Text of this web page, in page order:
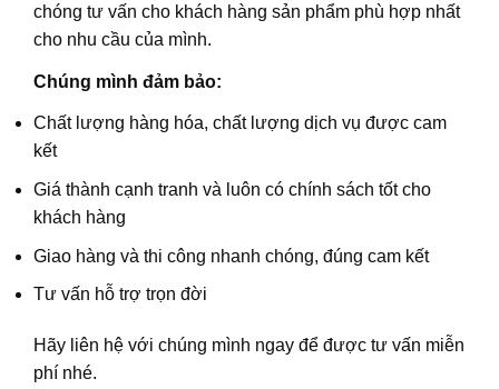
chóng tư vấn cho khách hàng sản phẩm phù hợp nhất
cho nhu cầu của mình.
Chúng mình đảm bảo:
Chất lượng hàng hóa, chất lượng dịch vụ được cam
kết
Giá thành cạnh tranh và luôn có chính sách tốt cho
khách hàng
Giao hàng và thi công nhanh chóng, đúng cam kết
Tư vấn hỗ trợ trọn đời
Hãy liên hệ với chúng mình ngay để được tư vấn miễn
phí nhé.